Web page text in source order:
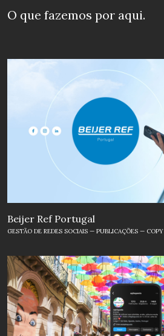
O que fazemos por aqui.
Beijer Ref Portugal
GESTÃO DE REDES SOCIAIS — PUBLICAÇÕES — COPY